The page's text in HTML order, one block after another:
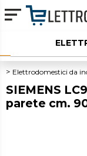
Elettrodomestici da
SIEMENS
parete cm.